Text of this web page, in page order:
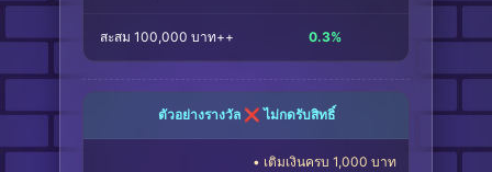
สะสม 100,000 บาท++ 0.3%
ตัวอย่างรางวัล ❌ ไม่กดรับสิทธิ์
• เติมเงินครบ 1,000 บาท